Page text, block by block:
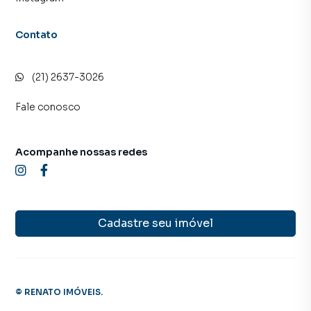
Contato
(21) 2637-3026
Fale conosco
Cadastre seu imóvel
Acompanhe nossas redes
© RENATO IMÓVEIS.